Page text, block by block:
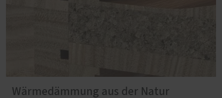
Wärmedämmung aus der Natur